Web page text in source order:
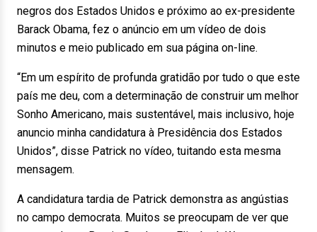
negros dos Estados Unidos e próximo ao ex-presidente
Barack Obama, fez o anúncio em um vídeo de dois
minutos e meio publicado em sua página on-line.
“Em um espírito de profunda gratidão por tudo o que este
país me deu, com a determinação de construir um melhor
Sonho Americano, mais sustentável, mais inclusivo, hoje
anuncio minha candidatura à Presidência dos Estados
Unidos”, disse Patrick no vídeo, tuitando esta mesma
mensagem.
A candidatura tardia de Patrick demonstra as angústias
no campo democrata. Muitos se preocupam de ver que